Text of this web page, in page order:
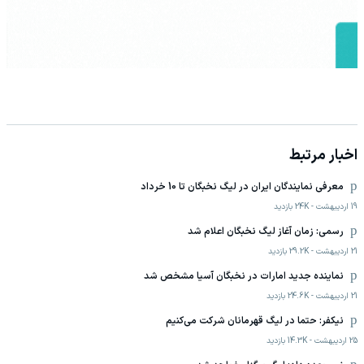
اخبار مرتبط
معرفی نمایندگان ایران در لیگ نخبگان تا 10 خرداد
19 اردیبهشت -
24K بازدید
رسمی: زمان آغاز لیگ نخبگان اعلام شد
21 اردیبهشت -
29.2K بازدید
نماینده جدید امارات در نخبگان آسیا مشخص شد
21 اردیبهشت -
24.6K بازدید
نیکفر: حتما در لیگ قهرمانان شرکت می‌کنیم
25 اردیبهشت -
14.3K بازدید